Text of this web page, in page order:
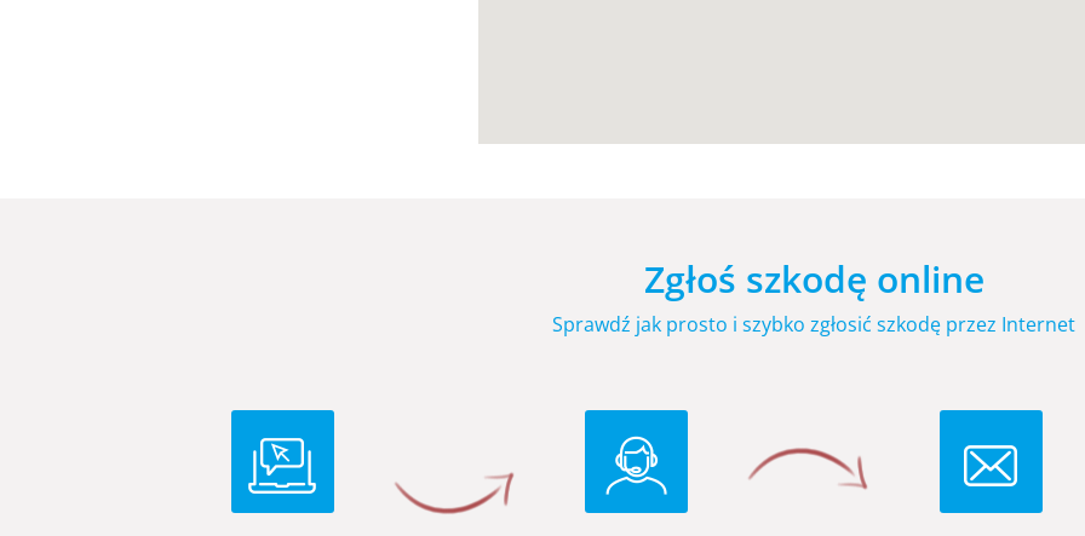
Zgłoś szkodę online
Sprawdź jak prosto i szybko zgłosić szkodę przez Internet